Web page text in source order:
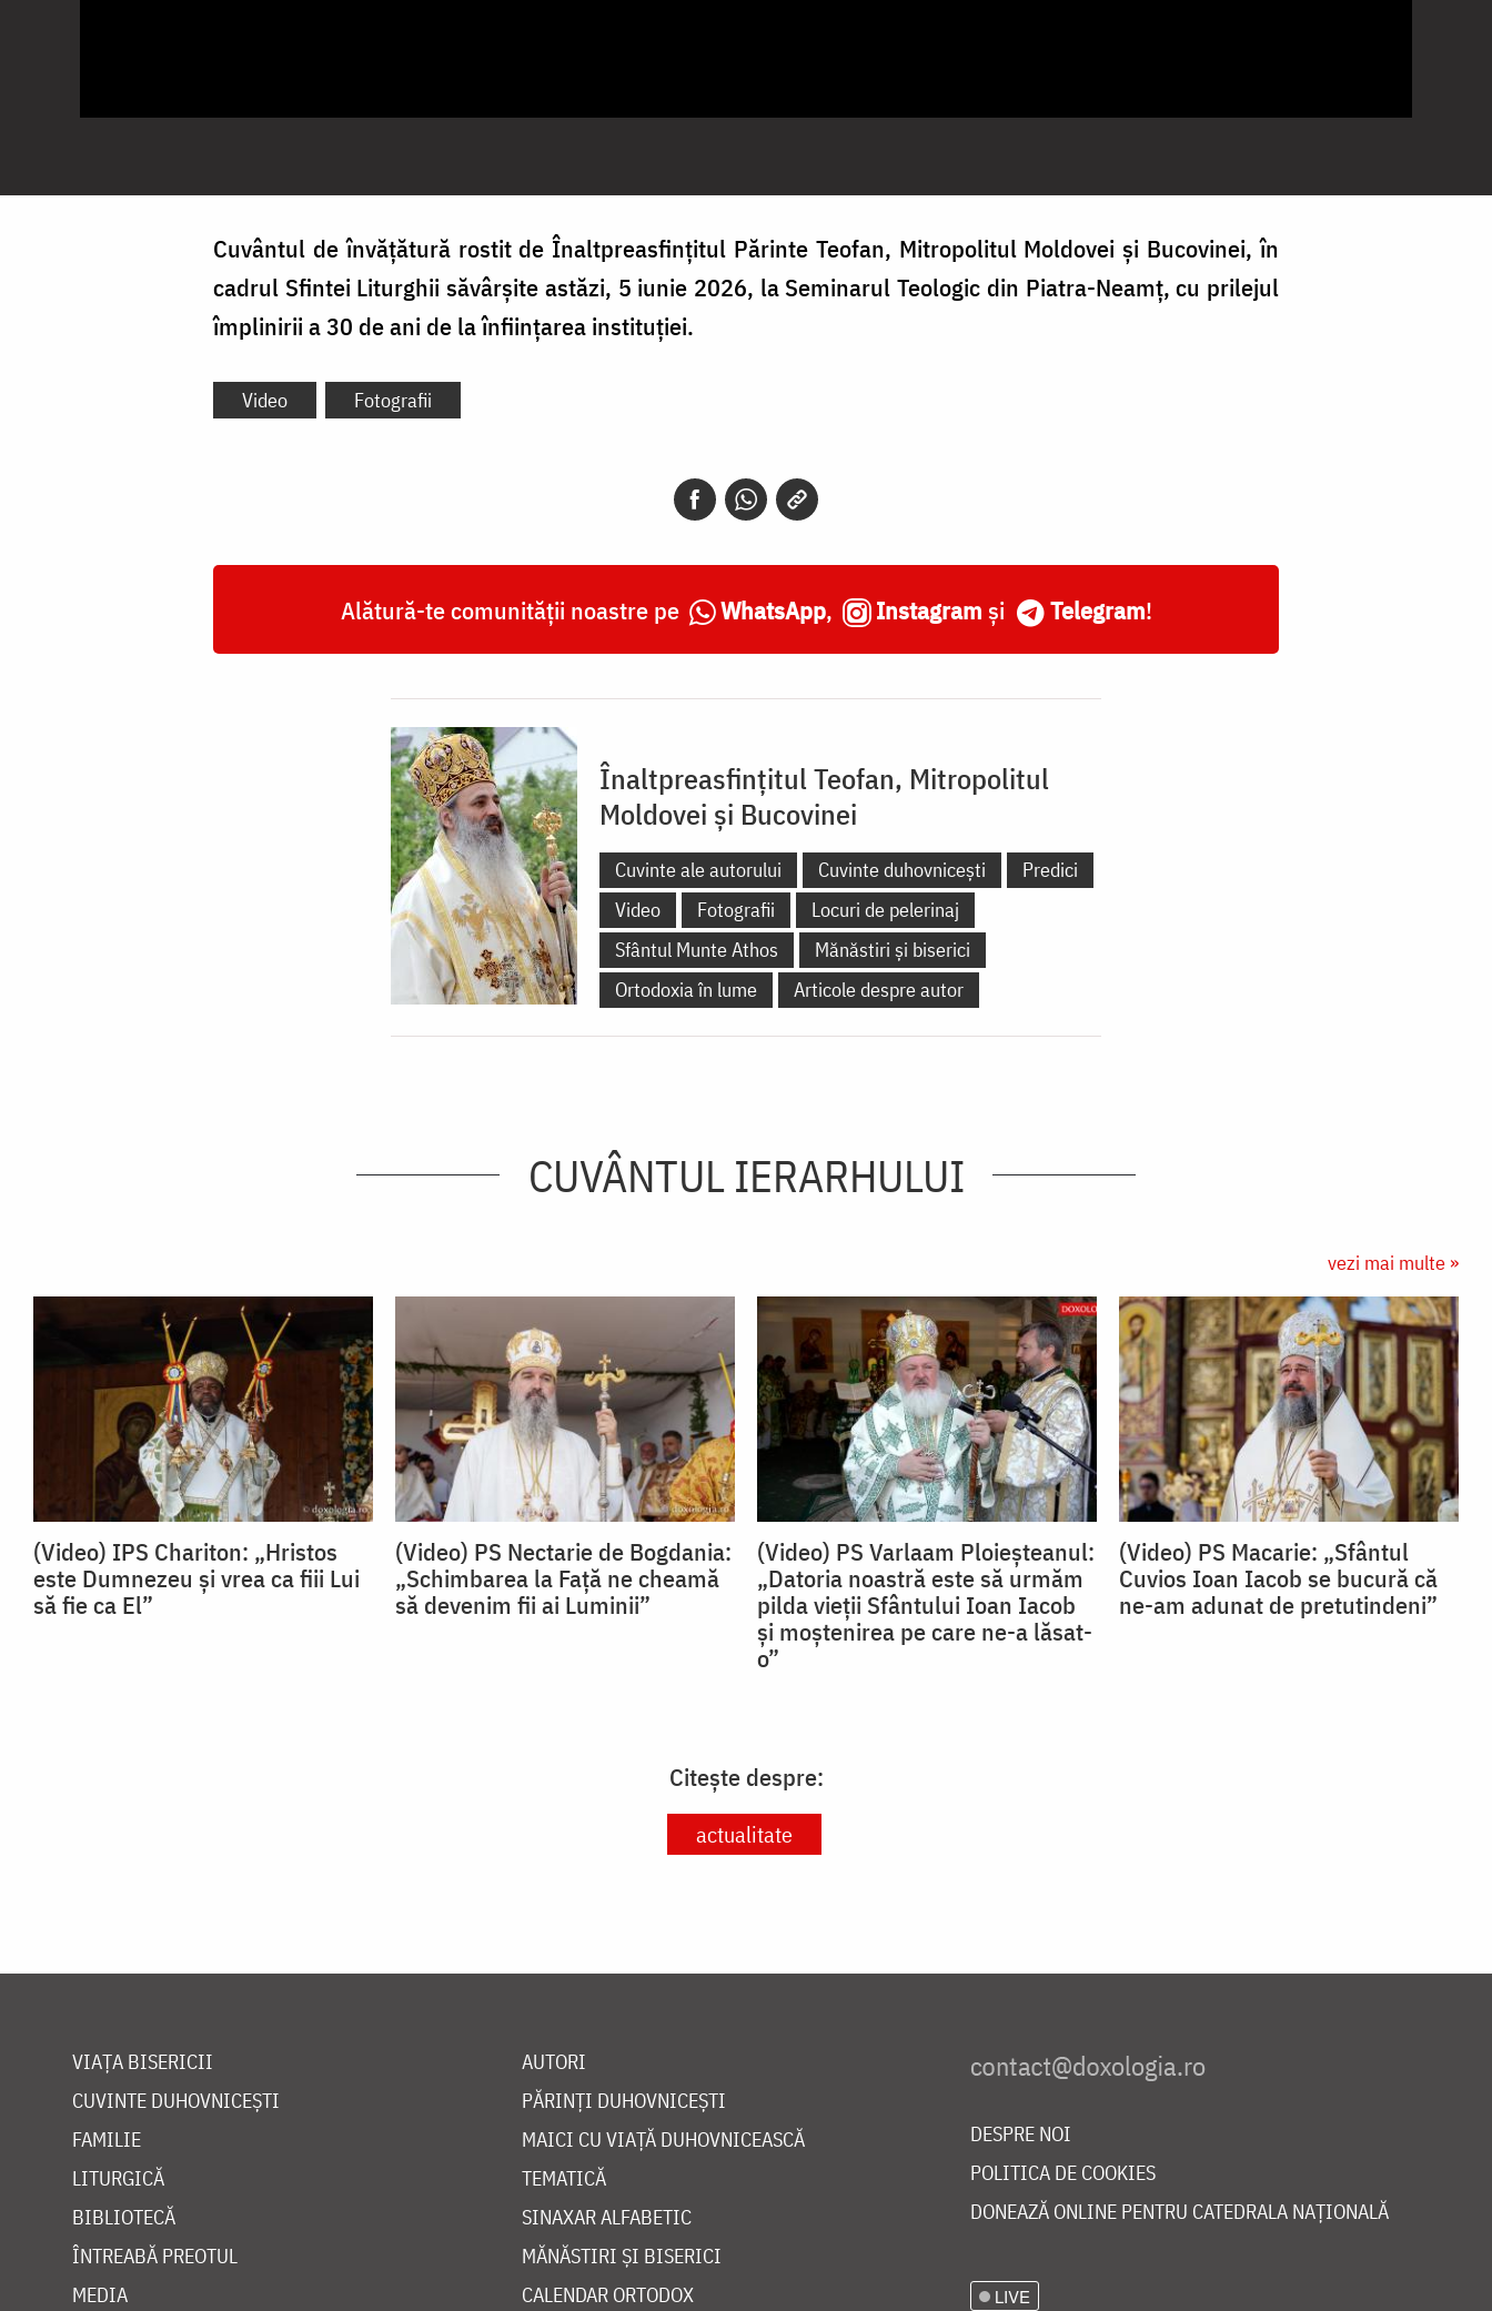
Cuvântul de învățătură rostit de Înaltpreasfințitul Părinte Teofan, Mitropolitul Moldovei și Bucovinei, în
cadrul Sfintei Liturghii săvârșite astăzi, 5 iunie 2026, la Seminarul Teologic din Piatra-Neamț, cu prilejul
împlinirii a 30 de ani de la înființarea instituției.
Video Fotografii
Alătură-te comunității noastre pe WhatsApp, Instagram și Telegram!
Înaltpreasfințitul Teofan, Mitropolitul
Moldovei și Bucovinei
Cuvinte ale autorului Cuvinte duhovnicești
Predici
Video
Fotografii
Locuri de pelerinaj
Sfântul Munte Athos
Mănăstiri și biserici
Ortodoxia în lume
Articole despre autor
CUVÂNTUL IERARHULUI
vezi mai multe »
(Video) IPS Chariton: „Hristos
este Dumnezeu și vrea ca fiii Lui
să fie ca El”
(Video) PS Nectarie de Bogdania:
„Schimbarea la Față ne cheamă
să devenim fii ai Luminii”
(Video) PS Varlaam Ploieșteanul:
„Datoria noastră este să urmăm
pilda vieții Sfântului Ioan Iacob
și moștenirea pe care ne-a lăsat-
o”
(Video) PS Macarie: „Sfântul
Cuvios Ioan Iacob se bucură că
ne-am adunat de pretutindeni”
Citește despre:
actualitate
VIAȚA BISERICII
CUVINTE DUHOVNICEȘTI
FAMILIE
LITURGICĂ
BIBLIOTECĂ
ÎNTREABĂ PREOTUL
MEDIA
AUTORI
PĂRINȚI DUHOVNICEȘTI
MAICI CU VIAȚĂ DUHOVNICEASCĂ
TEMATICĂ
SINAXAR ALFABETIC
MĂNĂSTIRI ȘI BISERICI
CALENDAR ORTODOX
DESPRE NOI
POLITICA DE COOKIES
DONEAZĂ ONLINE PENTRU CATEDRALA NAȚIONALĂ
LIVE